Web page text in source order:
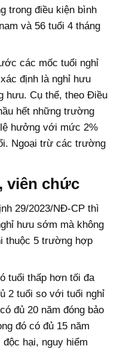
trong điều kiện bình
và 56 tuổi 4 tháng
các mốc tuổi nghỉ
định là nghỉ hưu
hưu. Cụ thể, theo Điều
hết những trường
hưởng với mức 2%
Ngoại trừ các trường
viên chức
29/2023/NĐ-CP thì
hưu sớm mà không
thuộc 5 trường hợp
tuổi thấp hơn tối đa
2 tuổi so với tuổi nghỉ
đủ 20 năm đóng bảo
đó có đủ 15 năm
độc hại, nguy hiểm